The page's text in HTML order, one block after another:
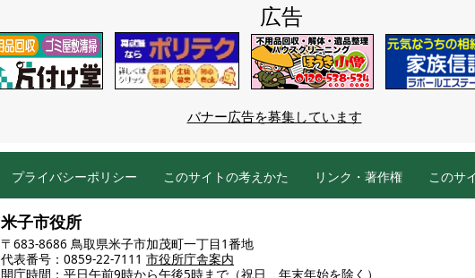
広告
バナー広告を募集しています
プライバシーポリシー このサイトの考えかた リンク・著作権 このサ
米子市役所
〒683-8686 鳥取県米子市加茂町一丁目1番地
代表番号：0859-22-7111 市役所庁舎案内
開庁時間： 平日午前9時から午後5時まで （祝日、年末年始を除く）